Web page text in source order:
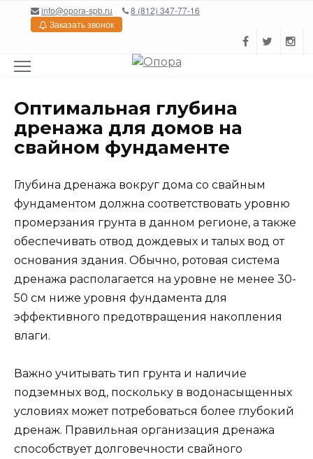
Перейтиinfo@opora-spb.ru
8 (812) 347-77-16
Заказать звонок
Оптимальная глубина
дренажа для домов на
свайном фундаменте
Глубина дренажа вокруг дома со свайным
фундаментом должна соответствовать уровню
промерзания грунта в данном регионе, а также
обеспечивать отвод дождевых и талых вод от
основания здания. Обычно, ротовая система
дренажа располагается на уровне не менее 30-
50 см ниже уровня фундамента для
эффективного предотвращения накопления
влаги.
Важно учитывать тип грунта и наличие
подземных вод, поскольку в водонасыщенных
условиях может потребоваться более глубокий
дренаж. Правильная организация дренажа
способствует долговечности свайного